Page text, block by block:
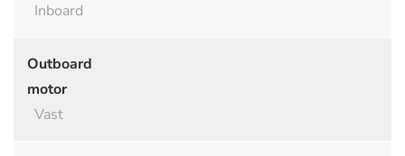
Inboard
Outboard
motor
Vast